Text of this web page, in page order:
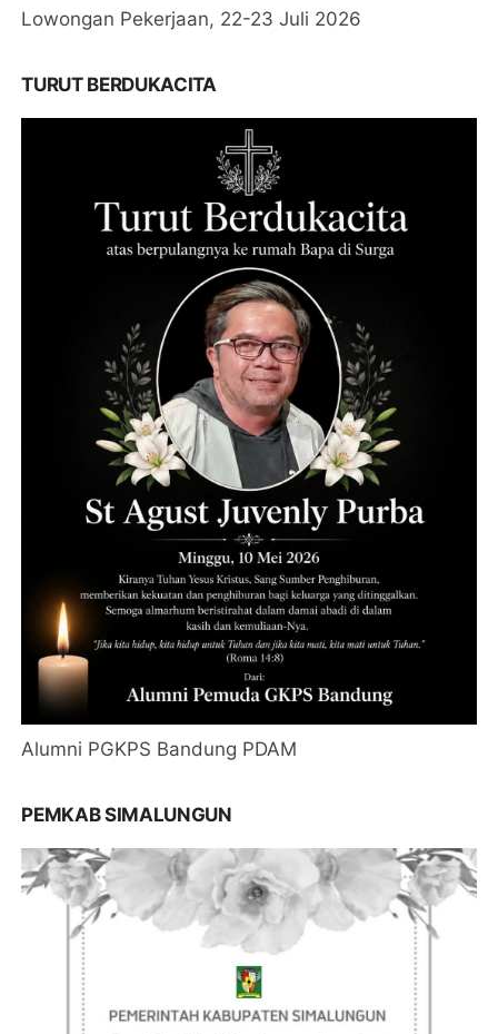
Lowongan Pekerjaan, 22-23 Juli 2026
TURUT BERDUKACITA
Alumni PGKPS Bandung PDAM
PEMKAB SIMALUNGUN